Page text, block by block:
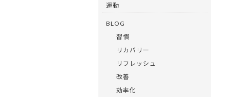
運動
BLOG
習慣
リカバリー
リフレッシュ
改善
効率化